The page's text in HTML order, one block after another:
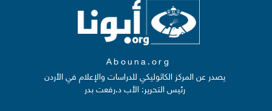
Abouna.org
يصدر عن المركز الكاثوليكي للدراسات والإعلام في الأردن
رئيس التحرير: الأب د.رفعت بدر